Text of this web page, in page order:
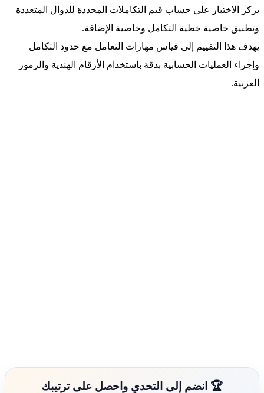
يركز الاختبار على حساب قيم التكاملات المحددة للدوال المتعددة
وتطبيق خاصية خطية التكامل وخاصية الإضافة.
يهدف هذا التقييم إلى قياس مهارات التعامل مع حدود التكامل
وإجراء العمليات الحسابية بدقة باستخدام الأرقام الهندية والرموز
العربية.
🏆 انضم إلى التحدي واحصل على ترتيبك